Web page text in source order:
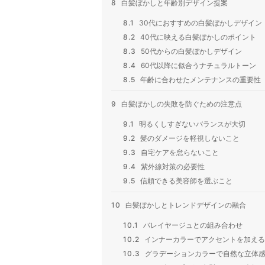
8 白髪ぼかしと年齢別デザイン提案
8.1
30代におすすめの白髪ぼかしデザイン
8.2 40代に映える白髪ぼかしのポイント
8.3
50代からの白髪ぼかしデザイン
8.4
60代以降に似合うナチュラルトーン
8.5 年齢に合わせたメンテナンスの重要性
9 白髪ぼかしの失敗を防ぐための注意点
9.1
明るくしすぎないバランスが大切
9.2 髪のダメージを軽視しないこと
9.3
自宅ケアを怠らないこと
9.4
紫外線対策の必要性
9.5 信頼できる美容師を選ぶこと
10 白髪ぼかしとトレンドデザインの融合
10.1
バレイヤージュとの組み合わせ
10.2
インナーカラーでアクセントを加える
10.3
グラデーションカラーで自然な立体